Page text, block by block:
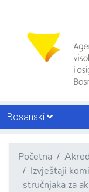
Bosanski
Početna
Izvještaji
stručnjaka za